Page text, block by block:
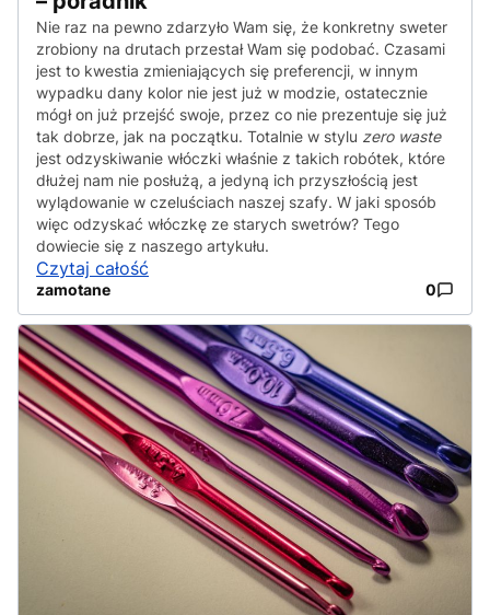
Nie raz na pewno zdarzyło Wam się, że konkretny sweter
zrobiony na drutach przestał Wam się podobać. Czasami
jest to kwestia zmieniających się preferencji, w innym
wypadku dany kolor nie jest już w modzie, ostatecznie
mógł on już przejść swoje, przez co nie prezentuje się już
tak dobrze, jak na początku. Totalnie w stylu zero waste
jest odzyskiwanie włóczki właśnie z takich robótek, które
dłużej nam nie posłużą, a jedyną ich przyszłością jest
wylądowanie w czeluściach naszej szafy. W jaki sposób
więc odzyskać włóczkę ze starych swetrów? Tego
dowiecie się z naszego artykułu.
Czytaj całość
zamotane 0